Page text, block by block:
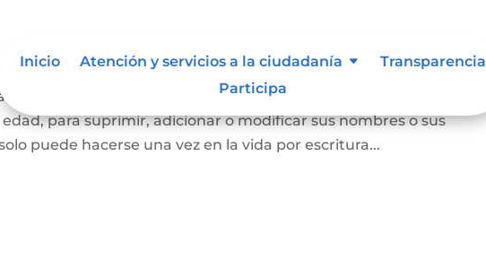
Inicio Atención y servicios a la ciudadanía
Transparencia
Participa
la persona mayor de edad voluntariamente o los padres en
para suprimir, adicionar o modificar sus nombres o sus
puede hacerse una vez en la vida por escritura...